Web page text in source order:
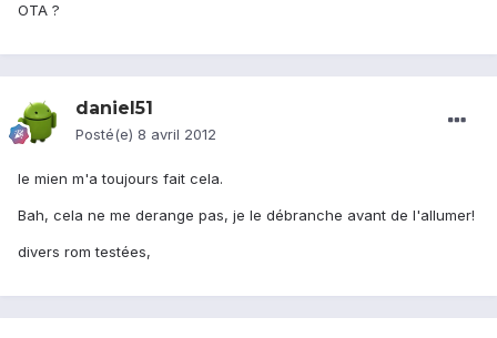
OTA ?
daniel51
Posté(e) 8 avril 2012
le mien m'a toujours fait cela.
Bah, cela ne me derange pas, je le débranche avant de l'allumer!
divers rom testées,